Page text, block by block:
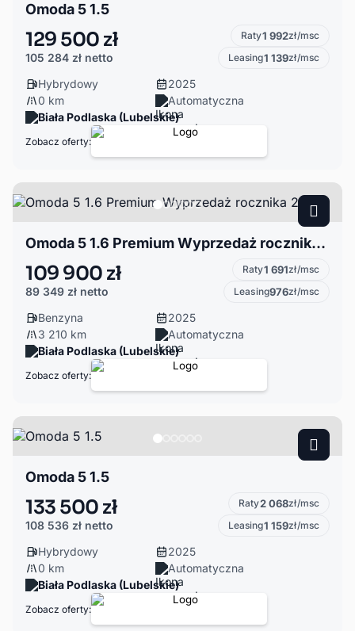
Omoda 5 1.5
129 500 zł
105 284 zł netto
Raty1 992zł/msc
Leasing1 139zł/msc
Hybrydowy
2025
0 km
Automatyczna
Biała Podlaska (Lubelskie)
Zobacz oferty:
Omoda 5 1.6 Premium Wyprzedaż rocznika 2025
109 900 zł
89 349 zł netto
Raty1 691zł/msc
Leasing976zł/msc
Benzyna
2025
3 210 km
Automatyczna
Biała Podlaska (Lubelskie)
Zobacz oferty:
Omoda 5 1.5
133 500 zł
108 536 zł netto
Raty2 068zł/msc
Leasing1 159zł/msc
Hybrydowy
2025
0 km
Automatyczna
Biała Podlaska (Lubelskie)
Zobacz oferty: